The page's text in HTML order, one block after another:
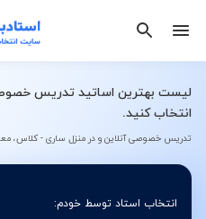
لیست بهترین اساتید تدریس
انتخاب کنید.
تدریس خصوصی آنلاین و در منزل ساری - کلاس،
انتخاب استاد توسط خودم: